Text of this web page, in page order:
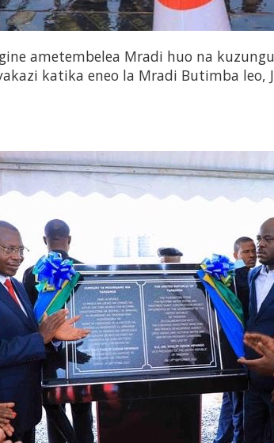
ametembelea Mradi huo na
katika eneo la Mradi Butimba leo,